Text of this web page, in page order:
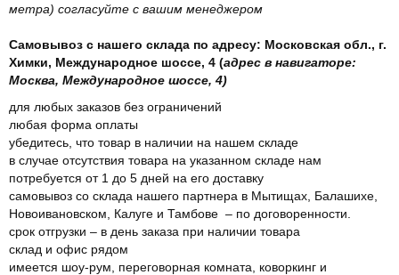
метра) согласуйте с вашим менеджером
Самовывоз с нашего склада по адресу: Московская обл., г.
Химки, Международное шоссе, 4 (адрес в навигаторе:
Москва, Международное шоссе, 4)
для любых заказов без ограничений
любая форма оплаты
убедитесь, что товар в наличии на нашем складе
в случае отсутствия товара на указанном складе нам
потребуется от 1 до 5 дней на его доставку
самовывоз со склада нашего партнера в Мытищах, Балашихе,
Новоивановском, Калуге и Тамбове – по договоренности.
срок отгрузки – в день заказа при наличии товара
склад и офис рядом
имеется шоу-рум, переговорная комната, коворкинг и